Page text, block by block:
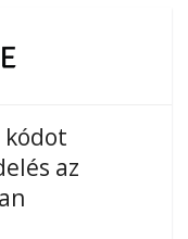
kódot
az